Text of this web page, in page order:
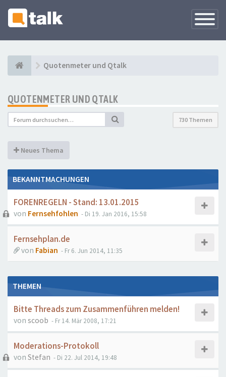
Quotenmeter und Qtalk
QUOTENMETER UND QTALK
730 Themen
Neues Thema
BEKANNTMACHUNGEN
FORENREGELN - Stand: 13.01.2015
von Fernsehfohlen - Di 19. Jan 2016, 15:58
Fernsehplan.de
von Fabian - Fr 6. Jun 2014, 11:35
THEMEN
Bitte Threads zum Zusammenführen melden!
von scoob - Fr 14. Mär 2008, 17:21
Moderations-Protokoll
von Stefan - Di 22. Jul 2014, 19:48